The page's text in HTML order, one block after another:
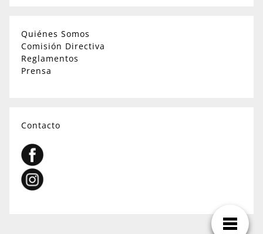
Quiénes Somos
Comisión Directiva
Reglamentos
Prensa
Contacto